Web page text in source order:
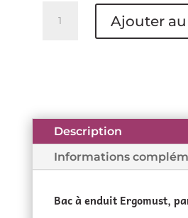
Ergomust
-
THÉARD
Ajouter
Description
Informations
Bac à enduit Ergomust,